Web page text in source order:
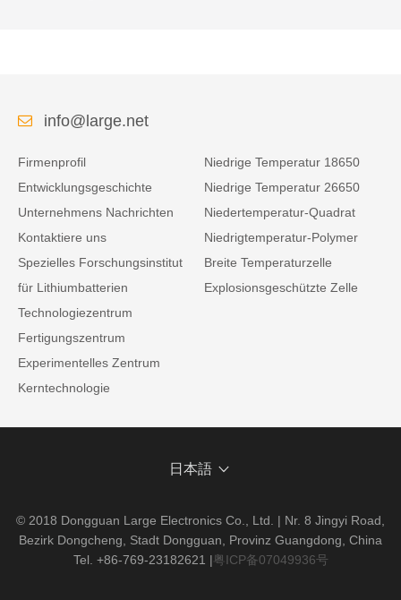
info@large.net
Firmenprofil
Entwicklungsgeschichte
Unternehmens Nachrichten
Kontaktiere uns
Spezielles Forschungsinstitut
für Lithiumbatterien
Technologiezentrum
Fertigungszentrum
Experimentelles Zentrum
Kerntechnologie
Niedrige Temperatur 18650
Niedrige Temperatur 26650
Niedertemperatur-Quadrat
Niedrigtemperatur-Polymer
Breite Temperaturzelle
Explosionsgeschützte Zelle
日本語
© 2018 Dongguan Large Electronics Co., Ltd. | Nr. 8 Jingyi Road,
Bezirk Dongcheng, Stadt Dongguan, Provinz Guangdong, China
Tel. +86-769-23182621 |粤ICP备07049936号